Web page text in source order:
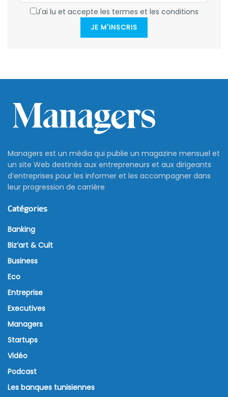
J'ai lu et accepte les termes et les conditions
JE M'INSCRIS
Managers est un média qui publie un magazine mensuel et
un site Web destinés aux entrepreneurs et aux dirigeants
d’entreprises pour les informer et les accompagner dans
leur progression de carrière
Catégories
Banking
Biz’art & Cult
Business
Eco
Entreprise
Executives
Managers
Startups
Vidéo
Podcast
Les banques tunisiennes